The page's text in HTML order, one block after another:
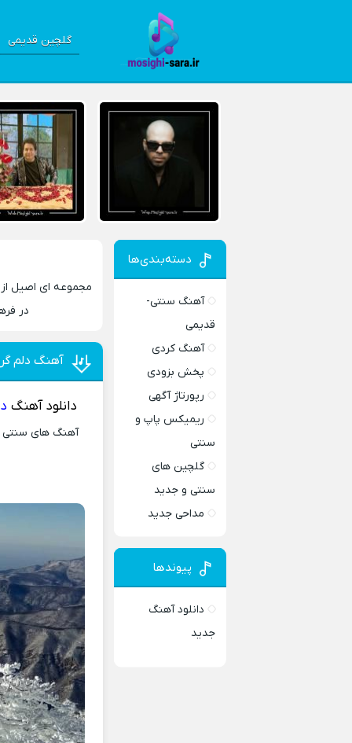
گلچین قدیمی
مجموعه‌ ای اصیل
در
آهنگ دلم
دانلود آهنگ
آهنگ های سنتی
دسته‌بندی‌ها
آهنگ سنتی-
قدیمی
آهنگ کردی
پخش بزودی
رپورتاژ آگهی
ریمیکس پاپ و
سنتی
گلچین های
سنتی و جدید
مداحی جدید
پیوندها
دانلود آهنگ
جدید